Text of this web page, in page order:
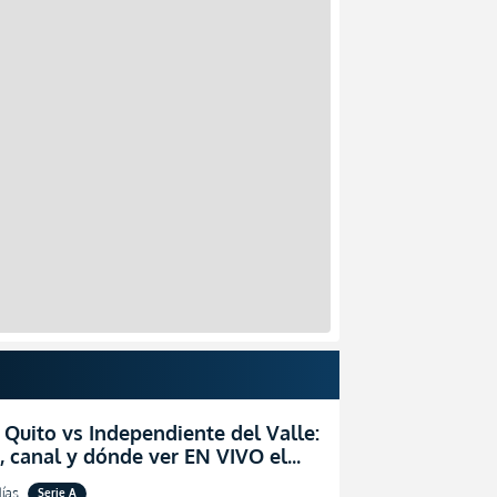
Quito vs Independiente del Valle:
canal y dónde ver EN VIVO el
por la fecha 24 de la LigaPro
Serie A